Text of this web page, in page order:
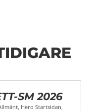
SM 2026
, Hero Startsidan,